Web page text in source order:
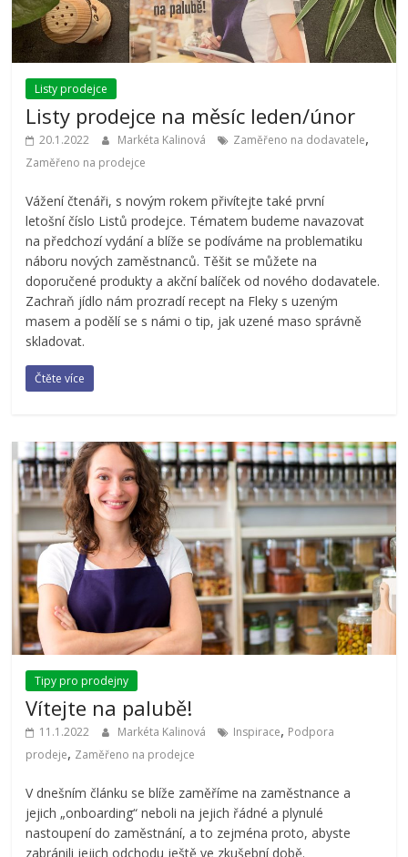
Listy prodejce
Listy prodejce na měsíc leden/únor
20.1.2022 Markéta Kalinová Zaměřeno na dodavatele,
Zaměřeno na prodejce
Vážení čtenáři, s novým rokem přivítejte také první
letošní číslo Listů prodejce. Tématem budeme navazovat
na předchozí vydání a blíže se podíváme na problematiku
náboru nových zaměstnanců. Těšit se můžete na
doporučené produkty a akční balíček od nového dodavatele.
Zachraň jídlo nám prozradí recept na Fleky s uzeným
masem a podělí se s námi o tip, jak uzené maso správně
skladovat.
Čtěte více
Tipy pro prodejny
Vítejte na palubě!
11.1.2022 Markéta Kalinová Inspirace, Podpora
prodeje, Zaměřeno na prodejce
V dnešním článku se blíže zaměříme na zaměstnance a
jejich „onboarding“ neboli na jejich řádné a plynulé
nastoupení do zaměstnání, a to zejména proto, abyste
zabránili jejich odchodu ještě ve zkušební době.